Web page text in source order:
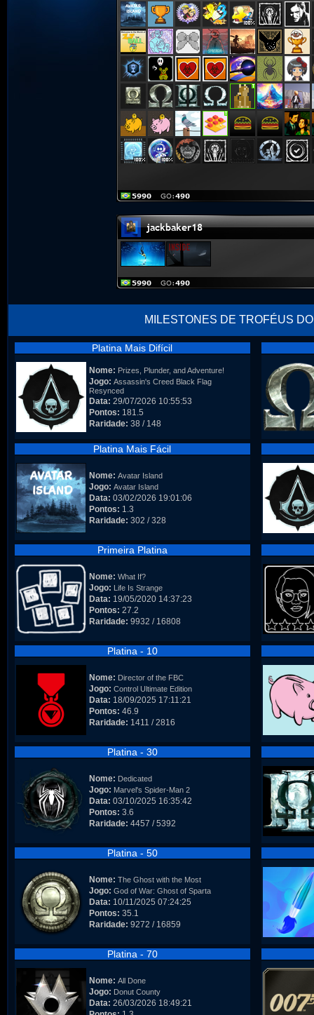
MILESTONES DE TROFÉUS
Platina Mais Difícil
Nome: Prizes, Plunder, and Adventure!
Jogo: Assassin's Creed Black Flag
Resynced
Data: 29/07/2026 10:55:53
Pontos: 181.5
Raridade: 38 / 148
Platina Mais Fácil
Nome: Avatar Island
Jogo: Avatar Island
Data: 03/02/2026 19:01:06
Pontos: 1.3
Raridade: 302 / 328
Primeira Platina
Nome: What If?
Jogo: Life Is Strange
Data: 19/05/2020 14:37:23
Pontos: 27.2
Raridade: 9932 / 16808
Platina - 10
Nome: Director of the FBC
Jogo: Control Ultimate Edition
Data: 18/09/2025 17:11:21
Pontos: 46.9
Raridade: 1411 / 2816
Platina - 30
Nome: Dedicated
Jogo: Marvel's Spider-Man 2
Data: 03/10/2025 16:35:42
Pontos: 3.6
Raridade: 4457 / 5392
Platina - 50
Nome: The Ghost with the Most
Jogo: God of War: Ghost of Sparta
Data: 10/11/2025 07:24:25
Pontos: 35.1
Raridade: 9272 / 16859
Platina - 70
Nome: All Done
Jogo: Donut County
Data: 26/03/2026 18:49:21